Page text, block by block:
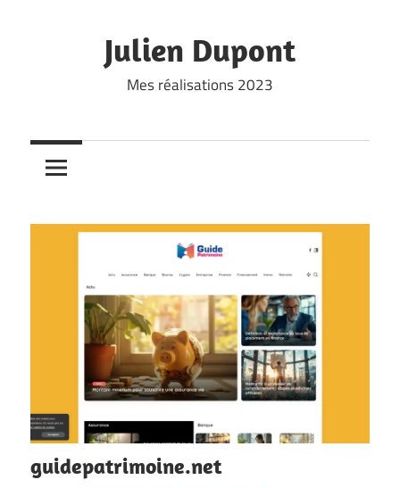
Julien Dupont
Mes réalisations 2023
guidepatrimoine.net